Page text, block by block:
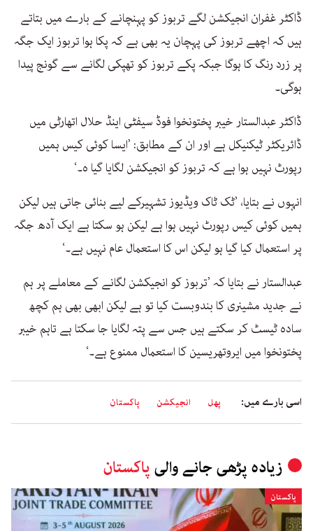
ڈاکٹر غفران انجیکشن لگے تربوز کو پہنچانے کے بارے میں بتاتے
ہیں کہ اچھے تربوز کی پہچان یہ بھی ہے کہ پکا ہوا تربوز ایک جگہ
پر زرد رنگ کا ہوگا جبکہ پکے تربوز کو تھپکی لگانے سے گونج پیدا
ہوگی۔
ڈاکٹر عبدالستار خیبر پختونخوا فوڈ سیفٹی اینڈ حلال اتھارٹی میں
ڈائریکٹر ٹیکنیکل ہے اور ان کے مطابق: ’ایسا کوئی کیس ہمیں
رپورٹ نہیں ہوا ہے کہ تربوز کو انجیکشن لگایا گیا ہ۔‘
انہوں نے بتایا، ’ٹک ٹاک ویڈیوز تشہیرکے لیے بنائی جاتی ہیں لیکن
ہمیں کوئی کیس رپورٹ نہیں ہوا ہے لیکن ہو سکتا ہے ایک آدھ جگہ
پر استعمال کیا گیا ہو لیکن اس کا استعمال عام نہیں ہے۔‘
عبدالستار نے بتایا کہ ’تربوز کو انجیکشن لگانے کے معاملے پر ہم
نے جدید مشینری کا بندوبست کیا تو ہے لیکن ابھی بھی ہم کچھ
سادہ ٹیسٹ کر سکتے ہیں جس سے پتہ لگایا جا سکتا ہے تاہم خیبر
پختونخوا میں ایروتھریسین کا استعمال ممنوع ہے۔‘
اسی بارے میں: پھل انجیکشن پاکستان
زیادہ پڑھی جانے والی پاکستان
پاکستان